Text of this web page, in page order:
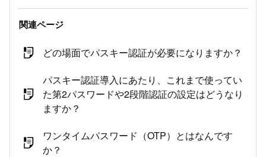
関連ページ
どの場面でパスキー認証が必要になりますか？
パスキー認証導入にあたり、これまで使ってい
た第2パスワードや2段階認証の設定はどうなり
ますか？
ワンタイムパスワード（OTP）とはなんです
か？